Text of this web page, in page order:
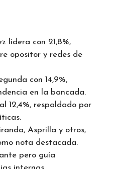
lidera con 21,8%,
opositor y redes de
con 14,9%,
en la bancada.
12,4%, respaldado por
Asprilla y otros,
nota destacada.
pero guía